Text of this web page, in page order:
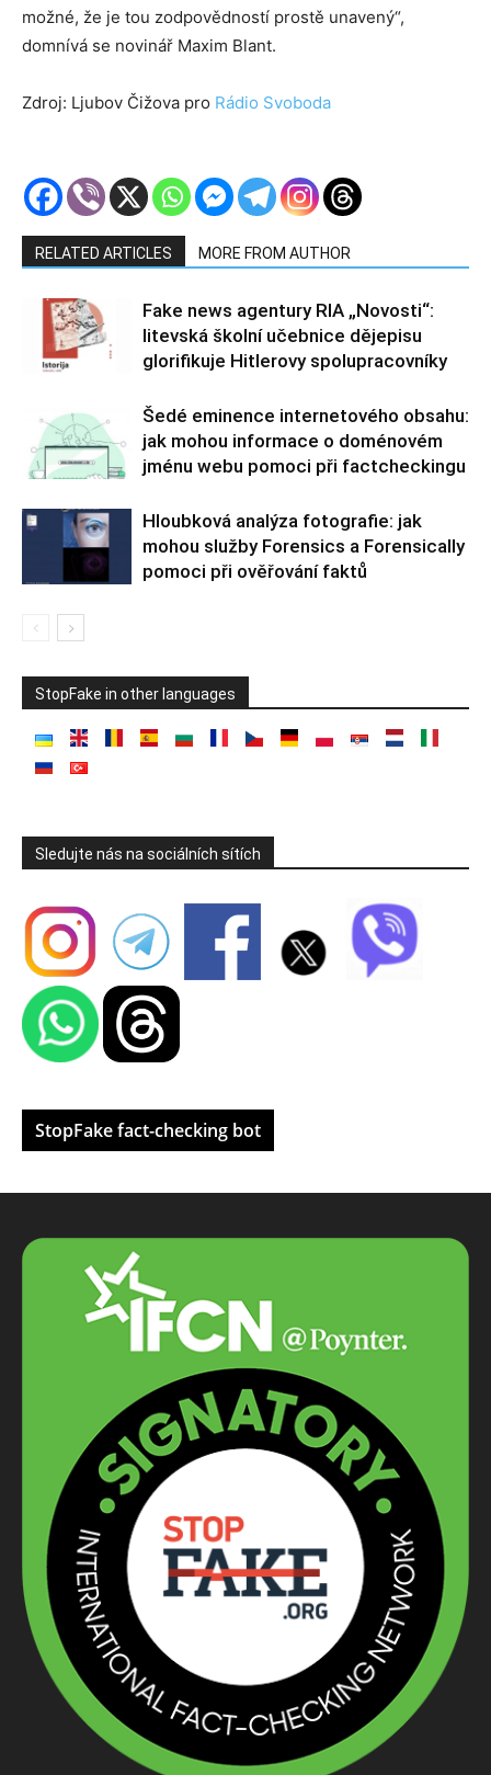
možné, že je tou zodpovědností prostě unavený“,
domnívá se novinář Maxim Blant.
Zdroj: Ljubov Čižova pro Rádio Svoboda
RELATED ARTICLES MORE FROM AUTHOR
Fake news agentury RIA „Novosti“:
litevská školní učebnice dějepisu
glorifikuje Hitlerovy spolupracovníky
Šedé eminence internetového obsahu:
jak mohou informace o doménovém
jménu webu pomoci při factcheckingu
Hloubková analýza fotografie: jak
mohou služby Forensics a Forensically
pomoci při ověřování faktů
StopFake in other languages
Sledujte nás na sociálních sítích
StopFake fact-checking bot